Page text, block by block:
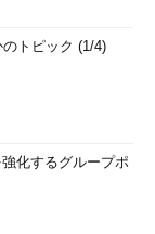
トピック (1/4)
化するグループポ